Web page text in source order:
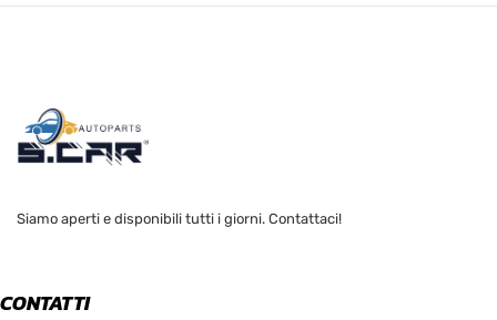
Siamo aperti e disponibili tutti i giorni. Contattaci!
CONTATTI